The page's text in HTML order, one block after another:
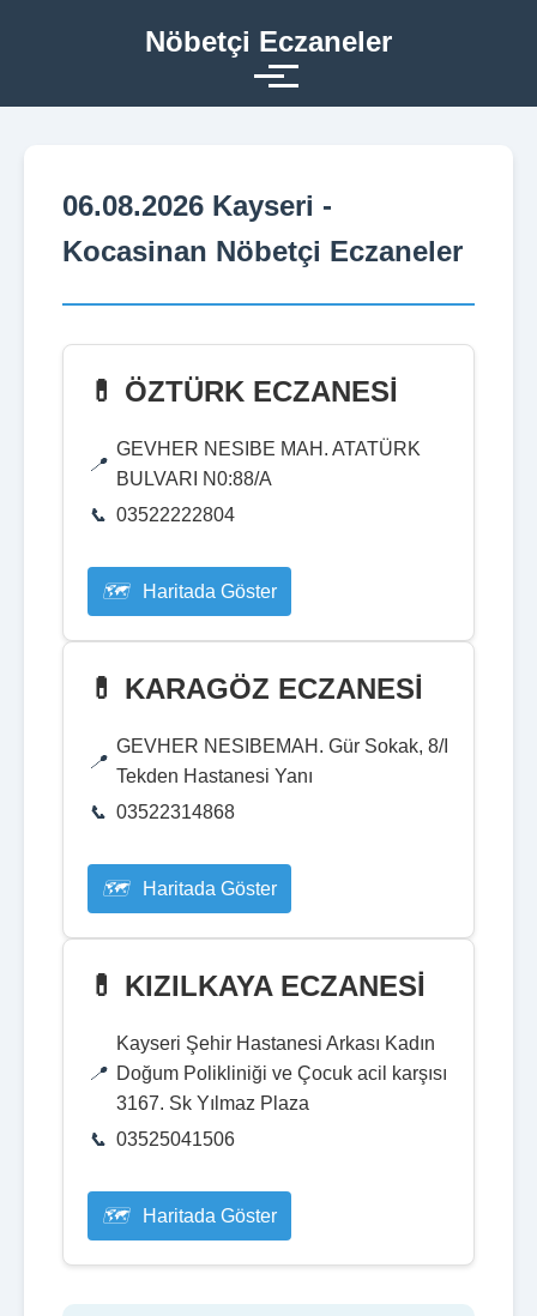
Nöbetçi Eczaneler
06.08.2026 Kayseri -
Kocasinan Nöbetçi Eczaneler
💊 ÖZTÜRK ECZANESİ
GEVHER NESIBE MAH. ATATÜRK
BULVARI N0:88/A
03522222804
Haritada Göster
💊 KARAGÖZ ECZANESİ
GEVHER NESIBEMAH. Gür Sokak, 8/I
Tekden Hastanesi Yanı
03522314868
Haritada Göster
💊 KIZILKAYA ECZANESİ
Kayseri Şehir Hastanesi Arkası Kadın
Doğum Polikliniği ve Çocuk acil karşısı
3167. Sk Yılmaz Plaza
03525041506
Haritada Göster